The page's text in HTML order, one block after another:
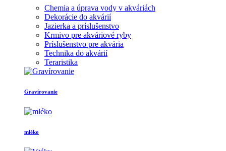
Chemia a úprava vody v akváriách
Dekorácie do akvárií
Jazierka a príslušenstvo
Krmivo pre akváriové ryby
Príslušenstvo pre akvária
Technika do akvárií
Teraristika
Gravírovanie
mléko